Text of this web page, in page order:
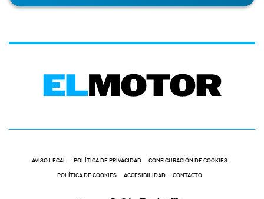
AVISO LEGAL POLÍTICA DE PRIVACIDAD CONFIGURACIÓN DE COOKIES
POLÍTICA DE COOKIES ACCESIBILIDAD CONTACTO